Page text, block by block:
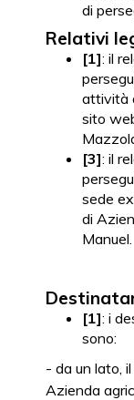
di
Relativi
[1]: il
attività
sito
[3]: il
sede
di
Manuel.
[1]: i
sono:
- da un lato,
Azienda